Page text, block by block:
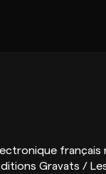
français
Gravats /